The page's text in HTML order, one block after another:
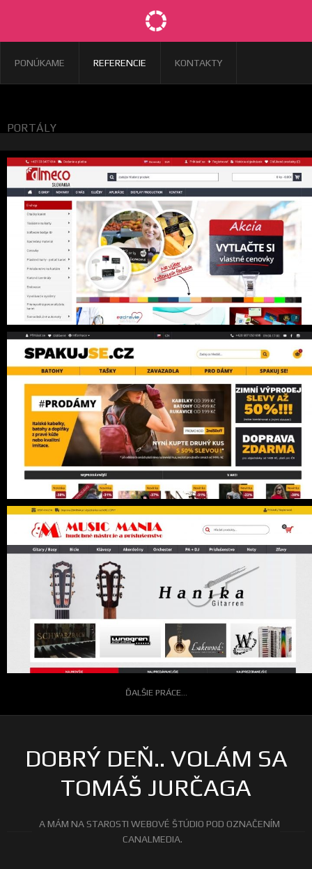
PONÚKAME REFERENCIE KONTAKTY
PORTÁLY
ĎALŠIE PRÁCE...
DOBRÝ DEŇ.. VOLÁM SA
TOMÁŠ JURČAGA
A MÁM NA STAROSTI WEBOVÉ ŠTÚDIO POD OZNAČENÍM
CANALMEDIA.